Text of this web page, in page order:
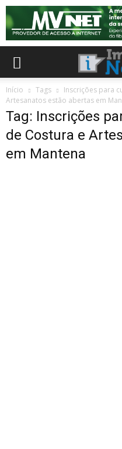
Início Tags
Inscrições para
Artesanatos estão abertas em
Tag: Inscrições
de Costura e
em Mantena